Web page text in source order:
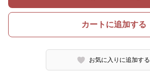
カートに追加する
お気に入りに追加する